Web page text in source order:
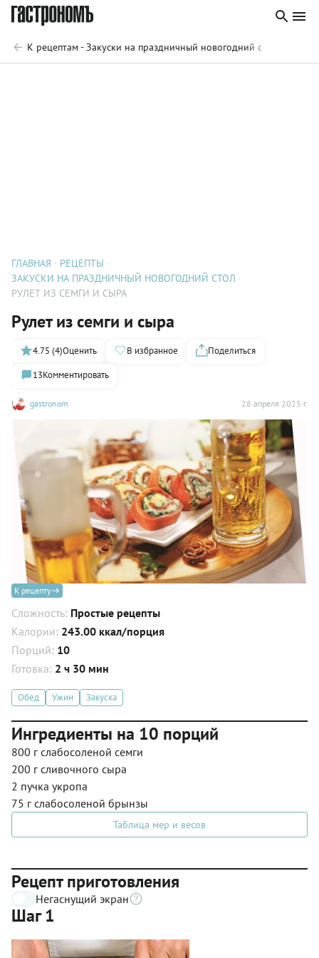
К рецептам - Закуски на праздничный новогодний стол
ГЛАВНАЯ
РЕЦЕПТЫ
ЗАКУСКИ НА ПРАЗДНИЧНЫЙ НОВОГОДНИЙ СТОЛ
РУЛЕТ ИЗ СЕМГИ И СЫРА
Рулет из семги и сыра
gastronom 28 апреля 2025 г.
4.75 (4)Оценить В избранное
Поделиться
13Комментировать
К рецепту
Сложность: Простые рецепты
Калории: 243.00 ккал/порция
Порций: 10
Готовка: 2 ч 30 мин
Обед Ужин Закуска
Ингредиенты на 10 порций
800 г слабосоленой семги
200 г сливочного сыра
2 пучка укропа
75 г слабосоленой брынзы
Таблица мер и весов
Рецепт приготовления
Негаснущий экран
Шаг 1